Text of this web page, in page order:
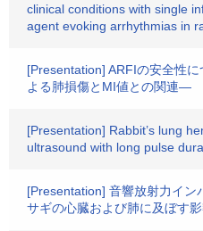
clinical conditions with single
agent evoking arrhythmias in
[Presentation] ARFIの安全性
よる肺損傷とMI値との関連―
[Presentation] Rabbit’s lung
ultrasound with long pulse
[Presentation] 音響放射力イン
サギの心臓および肺に及ぼす